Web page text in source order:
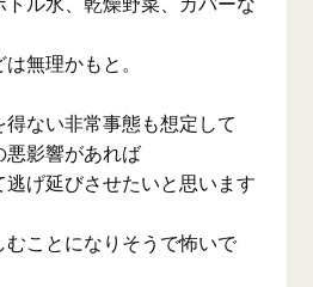
無理かもと。
ない非常事態も想定して
影響があれば
げ延びさせたいと思います
ことになりそうで怖いで